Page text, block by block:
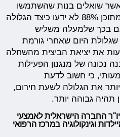
שואלים בנות שהשתמשו
בעבר בגלולה למצבי חירום, מתוכן 88% לא ידעו כיצד הגלולה
בכך שלמעלה משליש
בטעות שגלולת היום שאחרי גורמת
את יציאת הביצית מהשחלה
נכונה של מנגנון הפעילות
כי חשוב לדעת
את הגלולה לשעת חירום,
תהיה גבוהה יותר.
יו"ר החברה הישראלית לאמצעי
וגינקולוגיה במרכז הרפואי